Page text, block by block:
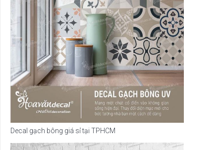
Decal gạch bông giá sỉ tại TPHCM